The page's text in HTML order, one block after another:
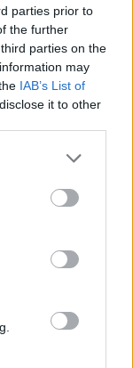
parties prior to
the further
parties on the
may
IAB’s List of
it to other
alBluenergy
valutazione
Nazionale e
non potrà
a causa del
alla
durante
in campo il
che
dallo staff